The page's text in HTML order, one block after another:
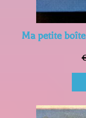
Ma petite